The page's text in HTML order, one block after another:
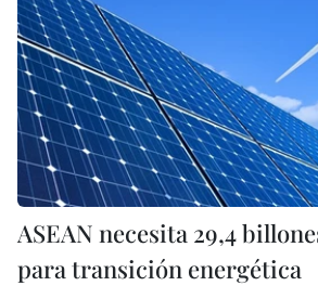
ASEAN necesita 29,4
para transición energética